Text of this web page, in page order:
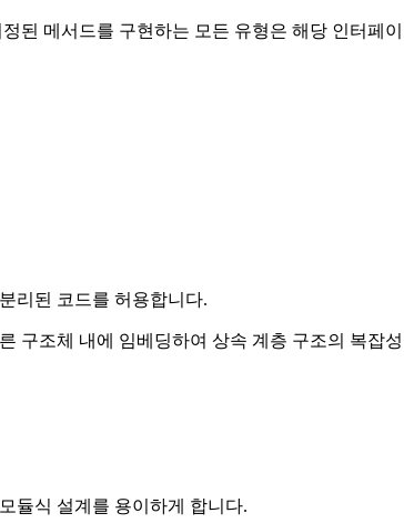
된 메서드를 구현하는 모든 유형은 해당 인터페
리된 코드를 허용합니다.
구조체 내에 임베딩하여 상속 계층 구조의 복잡
듈식 설계를 용이하게 합니다.